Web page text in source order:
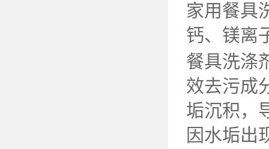
家用餐具
钙、镁离
餐具洗涤
效去污成
垢沉积，
因水垢出